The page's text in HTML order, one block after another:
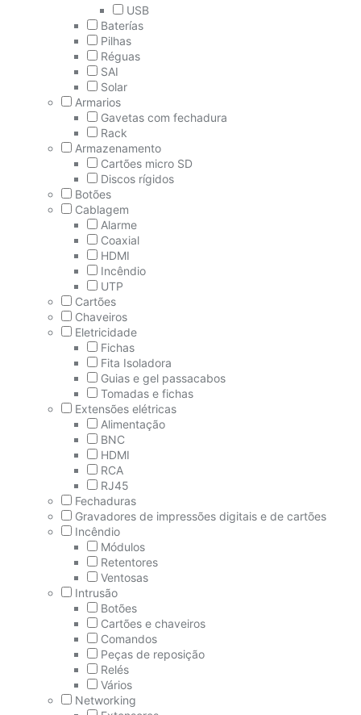
USB
Baterías
Pilhas
Réguas
SAI
Solar
Armarios
Gavetas com fechadura
Rack
Armazenamento
Cartões micro SD
Discos rígidos
Botões
Cablagem
Alarme
Coaxial
HDMI
Incêndio
UTP
Cartões
Chaveiros
Eletricidade
Fichas
Fita Isoladora
Guias e gel passacabos
Tomadas e fichas
Extensões elétricas
Alimentação
BNC
HDMI
RCA
RJ45
Fechaduras
Gravadores de impressões digitais e de cartões
Incêndio
Módulos
Retentores
Ventosas
Intrusão
Botões
Cartões e chaveiros
Comandos
Peças de reposição
Relés
Vários
Networking